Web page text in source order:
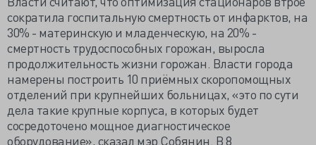
сократила госпитальную смертность от инфарктов, на
30% - материнскую и младенческую, на 20% -
смертность трудоспособных горожан, выросла
продолжительность жизни горожан. Власти города
намерены построить 10 приёмных скоропомощных
отделений при крупнейших больницах, «это по сути
дела такие крупные корпуса, в которых будет
сосредоточено мощное диагностическое
оборудование», сказал мэр Собянин. В 8